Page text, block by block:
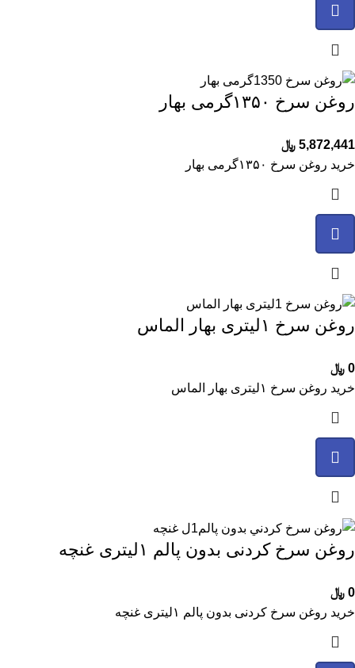
روغن سرخ ۱۳۵۰گرمی بهار
5,872,441 ﷼
خرید روغن سرخ ۱۳۵۰گرمی بهار
روغن سرخ ۱لیتری بهار الماس
0 ﷼
خرید روغن سرخ ۱لیتری بهار الماس
روغن سرخ کردنی بدون پالم ۱لیتری غنچه
0 ﷼
خرید روغن سرخ کردنی بدون پالم ۱لیتری غنچه